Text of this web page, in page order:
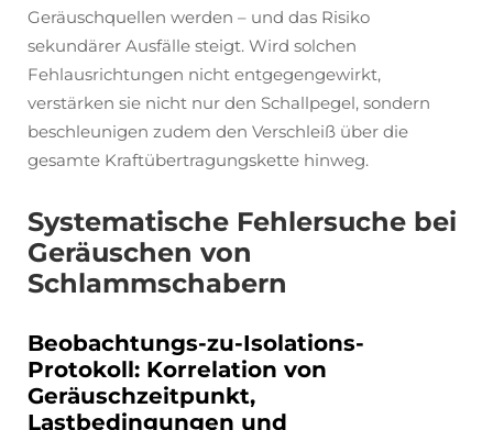
Geräuschquellen werden – und das Risiko
sekundärer Ausfälle steigt. Wird solchen
Fehlausrichtungen nicht entgegengewirkt,
verstärken sie nicht nur den Schallpegel, sondern
beschleunigen zudem den Verschleiß über die
gesamte Kraftübertragungskette hinweg.
Systematische Fehlersuche bei
Geräuschen von
Schlammschabern
Beobachtungs-zu-Isolations-
Protokoll: Korrelation von
Geräuschzeitpunkt,
Lastbedingungen und